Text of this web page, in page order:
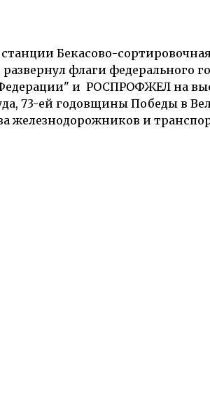
Бекасово-
флаги федерального
Федерации" и РОСПРОФЖЕЛна
73-ей годовщины Победы в
железнодорожников и